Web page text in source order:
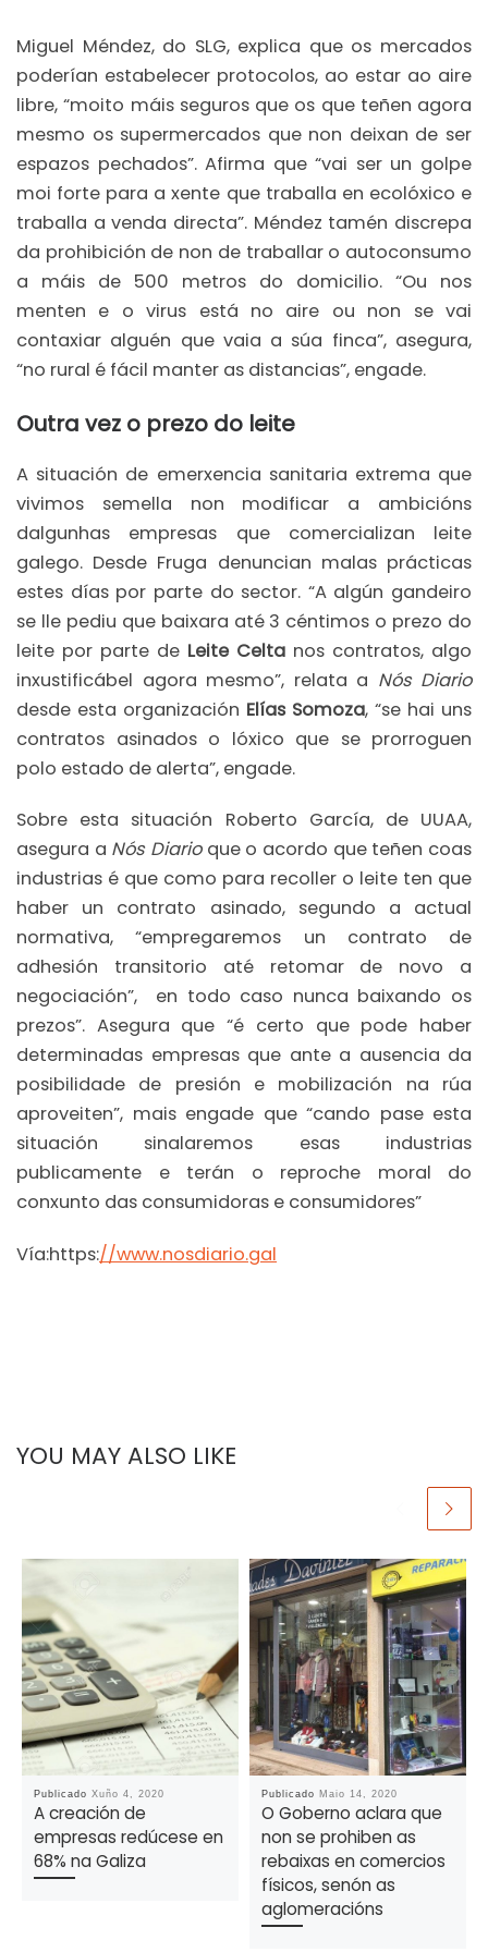
Miguel Méndez, do SLG, explica que os mercados
poderían estabelecer protocolos, ao estar ao aire
libre, “moito máis seguros que os que teñen agora
mesmo os supermercados que non deixan de ser
espazos pechados”. Afirma que “vai ser un golpe
moi forte para a xente que traballa en ecolóxico e
traballa a venda directa”. Méndez tamén discrepa
da prohibición de non de traballar o autoconsumo
a máis de 500 metros do domicilio. “Ou nos
menten e o virus está no aire ou non se vai
contaxiar alguén que vaia a súa finca”, asegura,
“no rural é fácil manter as distancias”, engade.
Outra vez o prezo do leite
A situación de emerxencia sanitaria extrema que
vivimos semella non modificar a ambicións
dalgunhas empresas que comercializan leite
galego. Desde Fruga denuncian malas prácticas
estes días por parte do sector. “A algún gandeiro
se lle pediu que baixara até 3 céntimos o prezo do
leite por parte de Leite Celta nos contratos, algo
inxustificábel agora mesmo”, relata a Nós Diario
desde esta organización Elías Somoza, “se hai uns
contratos asinados o lóxico que se prorroguen
polo estado de alerta”, engade.
Sobre esta situación Roberto García, de UUAA,
asegura a Nós Diario que o acordo que teñen coas
industrias é que como para recoller o leite ten que
haber un contrato asinado, segundo a actual
normativa, “empregaremos un contrato de
adhesión transitorio até retomar de novo a
negociación”, en todo caso nunca baixando os
prezos”. Asegura que “é certo que pode haber
determinadas empresas que ante a ausencia da
posibilidade de presión e mobilización na rúa
aproveiten”, mais engade que “cando pase esta
situación sinalaremos esas industrias
publicamente e terán o reproche moral do
conxunto das consumidoras e consumidores”
Vía:https://www.nosdiario.gal
YOU MAY ALSO LIKE
Publicado Xuño 4, 2020
A creación de
empresas redúcese en
68% na Galiza
Publicado Maio 14, 2020
O Goberno aclara que
non se prohiben as
rebaixas en comercios
físicos, senón as
aglomeracións